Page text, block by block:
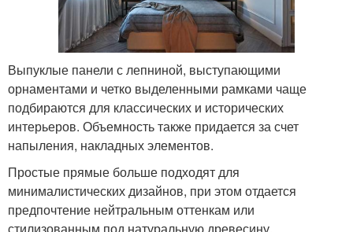
Выпуклые панели с лепниной, выступающими
орнаментами и четко выделенными рамками чаще
подбираются для классических и исторических
интерьеров. Объемность также придается за счет
напыления, накладных элементов.
Простые прямые больше подходят для
минималистических дизайнов, при этом отдается
предпочтение нейтральным оттенкам или